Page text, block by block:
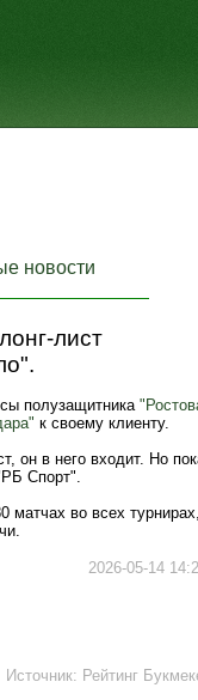
новости
лист
полузащитника
к своему клиенту.
он в него входит. Но
Спорт".
матчах во всех турнирах,
2026-05-14
Источник: Рейтинг